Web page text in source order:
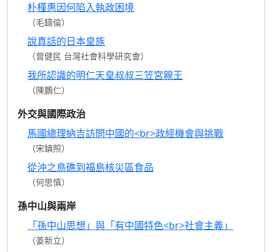
朴槿惠因何陷入執政困境
（毛鑄倫）
說真話的日本皇族
（曾健民 台灣社會科學研究會）
我所認識的明仁天皇叔叔三笠宮親王
（陳鵬仁）
外交與國際政治
馬國總理納吉訪問中國的<br>政經機會與挑戰
（宋鎮照）
從沖之鳥礁到福島核災區食品
（何思慎）
孫中山與兩岸
「孫中山思想」與「有中國特色<br>社會主義」
（姜新立）